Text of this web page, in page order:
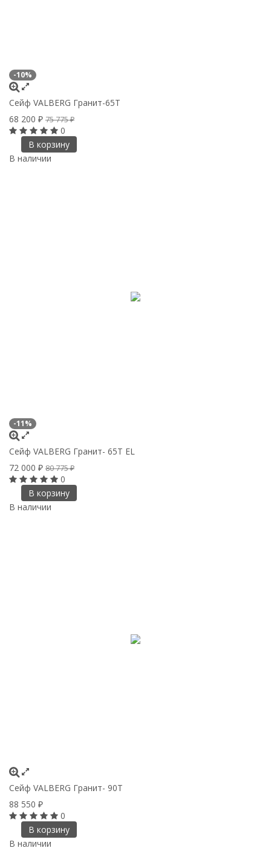
-10%
Сейф VALBERG Гранит-65Т
68 200 ₽ 75 775₽
0
В корзину
В наличии
-11%
Сейф VALBERG Гранит- 65Т EL
72 000 ₽ 80 775₽
0
В корзину
В наличии
Сейф VALBERG Гранит- 90Т
88 550 ₽
0
В корзину
В наличии